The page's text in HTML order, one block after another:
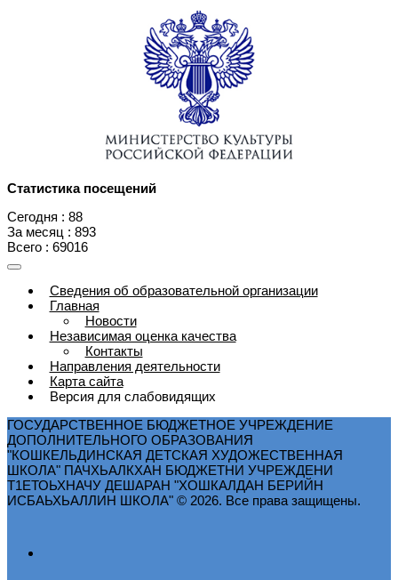
Статистика посещений
Сегодня : 88
За месяц : 893
Всего : 69016
Сведения об образовательной организации
Главная
Новости
Независимая оценка качества
Контакты
Направления деятельности
Карта сайта
Версия для слабовидящих
ГОСУДАРСТВЕННОЕ БЮДЖЕТНОЕ УЧРЕЖДЕНИЕ
ДОПОЛНИТЕЛЬНОГО ОБРАЗОВАНИЯ
"КОШКЕЛЬДИНСКАЯ ДЕТСКАЯ ХУДОЖЕСТВЕННАЯ
ШКОЛА" ПАЧХЬАЛКХАН БЮДЖЕТНИ УЧРЕЖДЕНИ
Т1ЕТОЬХНАЧУ ДЕШАРАН "ХОШКАЛДАН БЕРИЙН
ИСБАЬХЬАЛЛИН ШКОЛА" © 2026. Все права защищены.